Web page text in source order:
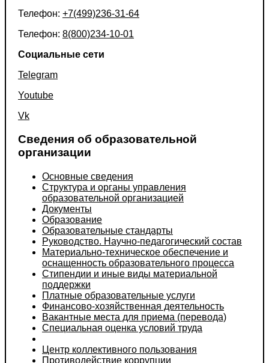
Телефон: +7(499)236-31-64
Телефон: 8(800)234-10-01
Социальные сети
Telegram
Youtube
Vk
Сведения об образовательной
организации
Основные сведения
Структура и органы управления
образовательной организацией
Документы
Образование
Образовательные стандарты
Руководство. Научно-педагогический состав
Материально-техническое обеспечение и
оснащенность образовательного процесса
Стипендии и иные виды материальной
поддержки
Платные образовательные услуги
Финансово-хозяйственная деятельность
Вакантные места для приема (перевода)
Специальная оценка условий труда
Центр коллективного пользования
Противодействие коррупции